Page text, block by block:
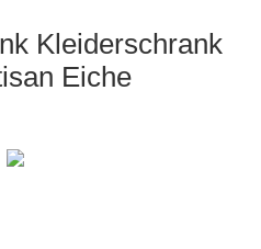
Kleiderschrank
Eiche